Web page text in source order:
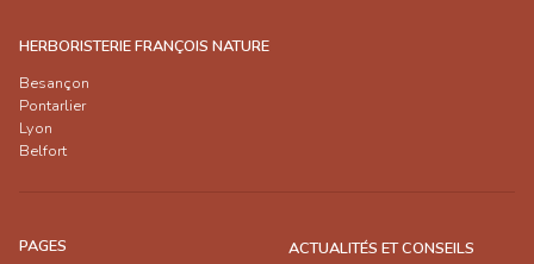
HERBORISTERIE FRANÇOIS NATURE
Besançon
Pontarlier
Lyon
Belfort
PAGES
ACTUALITÉS ET CONSEILS